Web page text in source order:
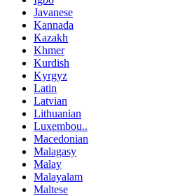
Javanese
Kannada
Kazakh
Khmer
Kurdish
Kyrgyz
Latin
Latvian
Lithuanian
Luxembou..
Macedonian
Malagasy
Malay
Malayalam
Maltese